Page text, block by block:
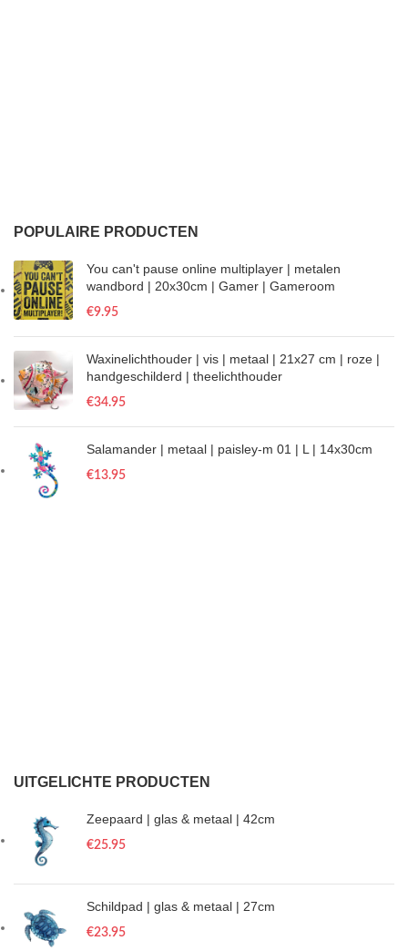
POPULAIRE PRODUCTEN
You can't pause online multiplayer | metalen
wandbord | 20x30cm | Gamer | Gameroom
€9.95
Waxinelichthouder | vis | metaal | 21x27 cm | roze |
handgeschilderd | theelichthouder
€34.95
Salamander | metaal | paisley-m 01 | L | 14x30cm
€13.95
UITGELICHTE PRODUCTEN
Zeepaard | glas & metaal | 42cm
€25.95
Schildpad | glas & metaal | 27cm
€23.95